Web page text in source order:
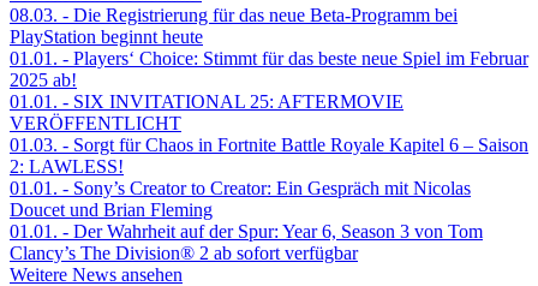
08.03. - Die Registrierung für das neue Beta-Programm bei
PlayStation beginnt heute
01.01. - Players‘ Choice: Stimmt für das beste neue Spiel im Februar
2025 ab!
01.01. - SIX INVITATIONAL 25: AFTERMOVIE
VERÖFFENTLICHT
01.03. - Sorgt für Chaos in Fortnite Battle Royale Kapitel 6 – Saison
2: LAWLESS!
01.01. - Sony’s Creator to Creator: Ein Gespräch mit Nicolas
Doucet und Brian Fleming
01.01. - Der Wahrheit auf der Spur: Year 6, Season 3 von Tom
Clancy’s The Division® 2 ab sofort verfügbar
Weitere News ansehen